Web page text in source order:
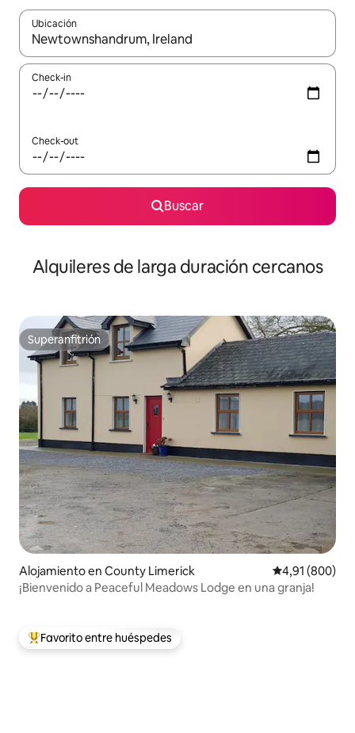
Ubicación
Cuando los resultados estén disponibles, navegá con las
Check-in
Check-out
Buscar
Alquileres de larga duración cercanos
Superanfitrión
Superanfitrión
Alojamiento en County Limerick Calificación
4,91 (800)
¡Bienvenido a Peaceful Meadows Lodge en una granja!
Favorito entre los huéspedes más destacados
Favorito entre huéspedes